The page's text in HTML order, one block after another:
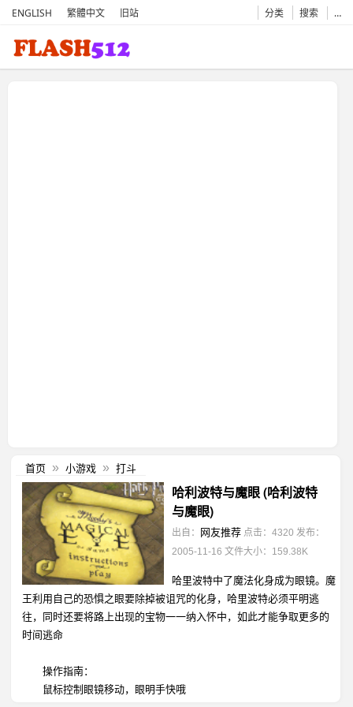
ENGLISH 繁體中文 旧站 分类 搜索 …
首页 » 小游戏 » 打斗
哈利波特与魔眼 (哈利波特
与魔眼)
出自： 网友推荐 点击：4320 发布：
2005-11-16 文件大小：159.38K
哈里波特中了魔法化身成为眼镜。魔
王利用自己的恐惧之眼要除掉被诅咒的化身，哈里波特必须平明逃
往，同时还要将路上出现的宝物一一纳入怀中，如此才能争取更多的
时间逃命
操作指南：
鼠标控制眼镜移动，眼明手快哦